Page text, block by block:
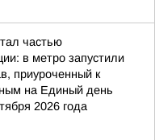
частью
в метро запустили
приуроченный к
на Единый день
2026 года